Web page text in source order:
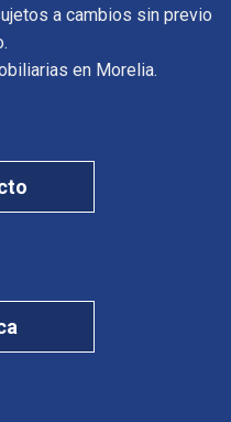
a cambios sin previo
en Morelia.